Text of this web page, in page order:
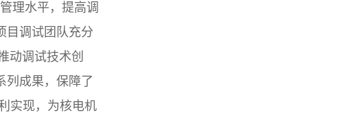
理水平，提高调
目调试团队充分
动调试技术创
列成果，保障了
实现，为核电机